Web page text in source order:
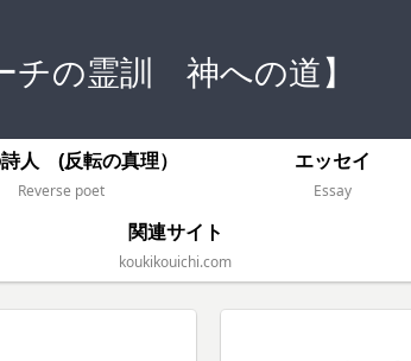
の霊訓 神への道】
人 (反転の真理）
Reverse poet
エッセイ
Essay
関連サイト
koukikouichi.com